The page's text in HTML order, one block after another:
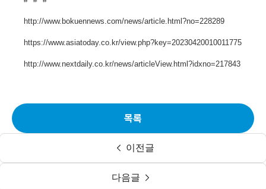
http://www.bokuennews.com/news/article.html?no=228289
https://www.asiatoday.co.kr/view.php?key=20230420010011775
http://www.nextdaily.co.kr/news/articleView.html?idxno=217843
이전글
목록
다음글